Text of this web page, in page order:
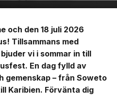
och den 18 juli 2026
Tillsammans med
vi i sommar in till
En dag fylld av
gemenskap – från Soweto
Karibien. Förvänta dig